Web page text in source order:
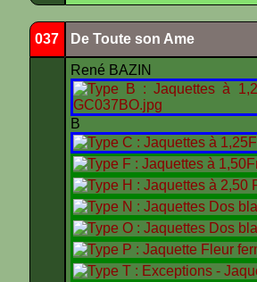
037 De Toute son Ame
René BAZIN
B